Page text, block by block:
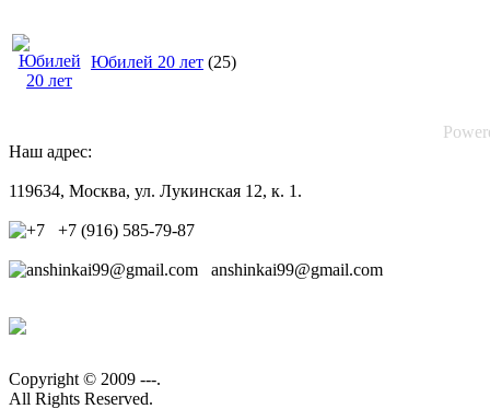
Юбилей 20 лет (25)
Наш адрес:
119634, Москва, ул. Лукинская 12, к. 1.
+7 (916) 585-79-87
anshinkai99@gmail.com
Copyright © 2009 ---.
All Rights Reserved.